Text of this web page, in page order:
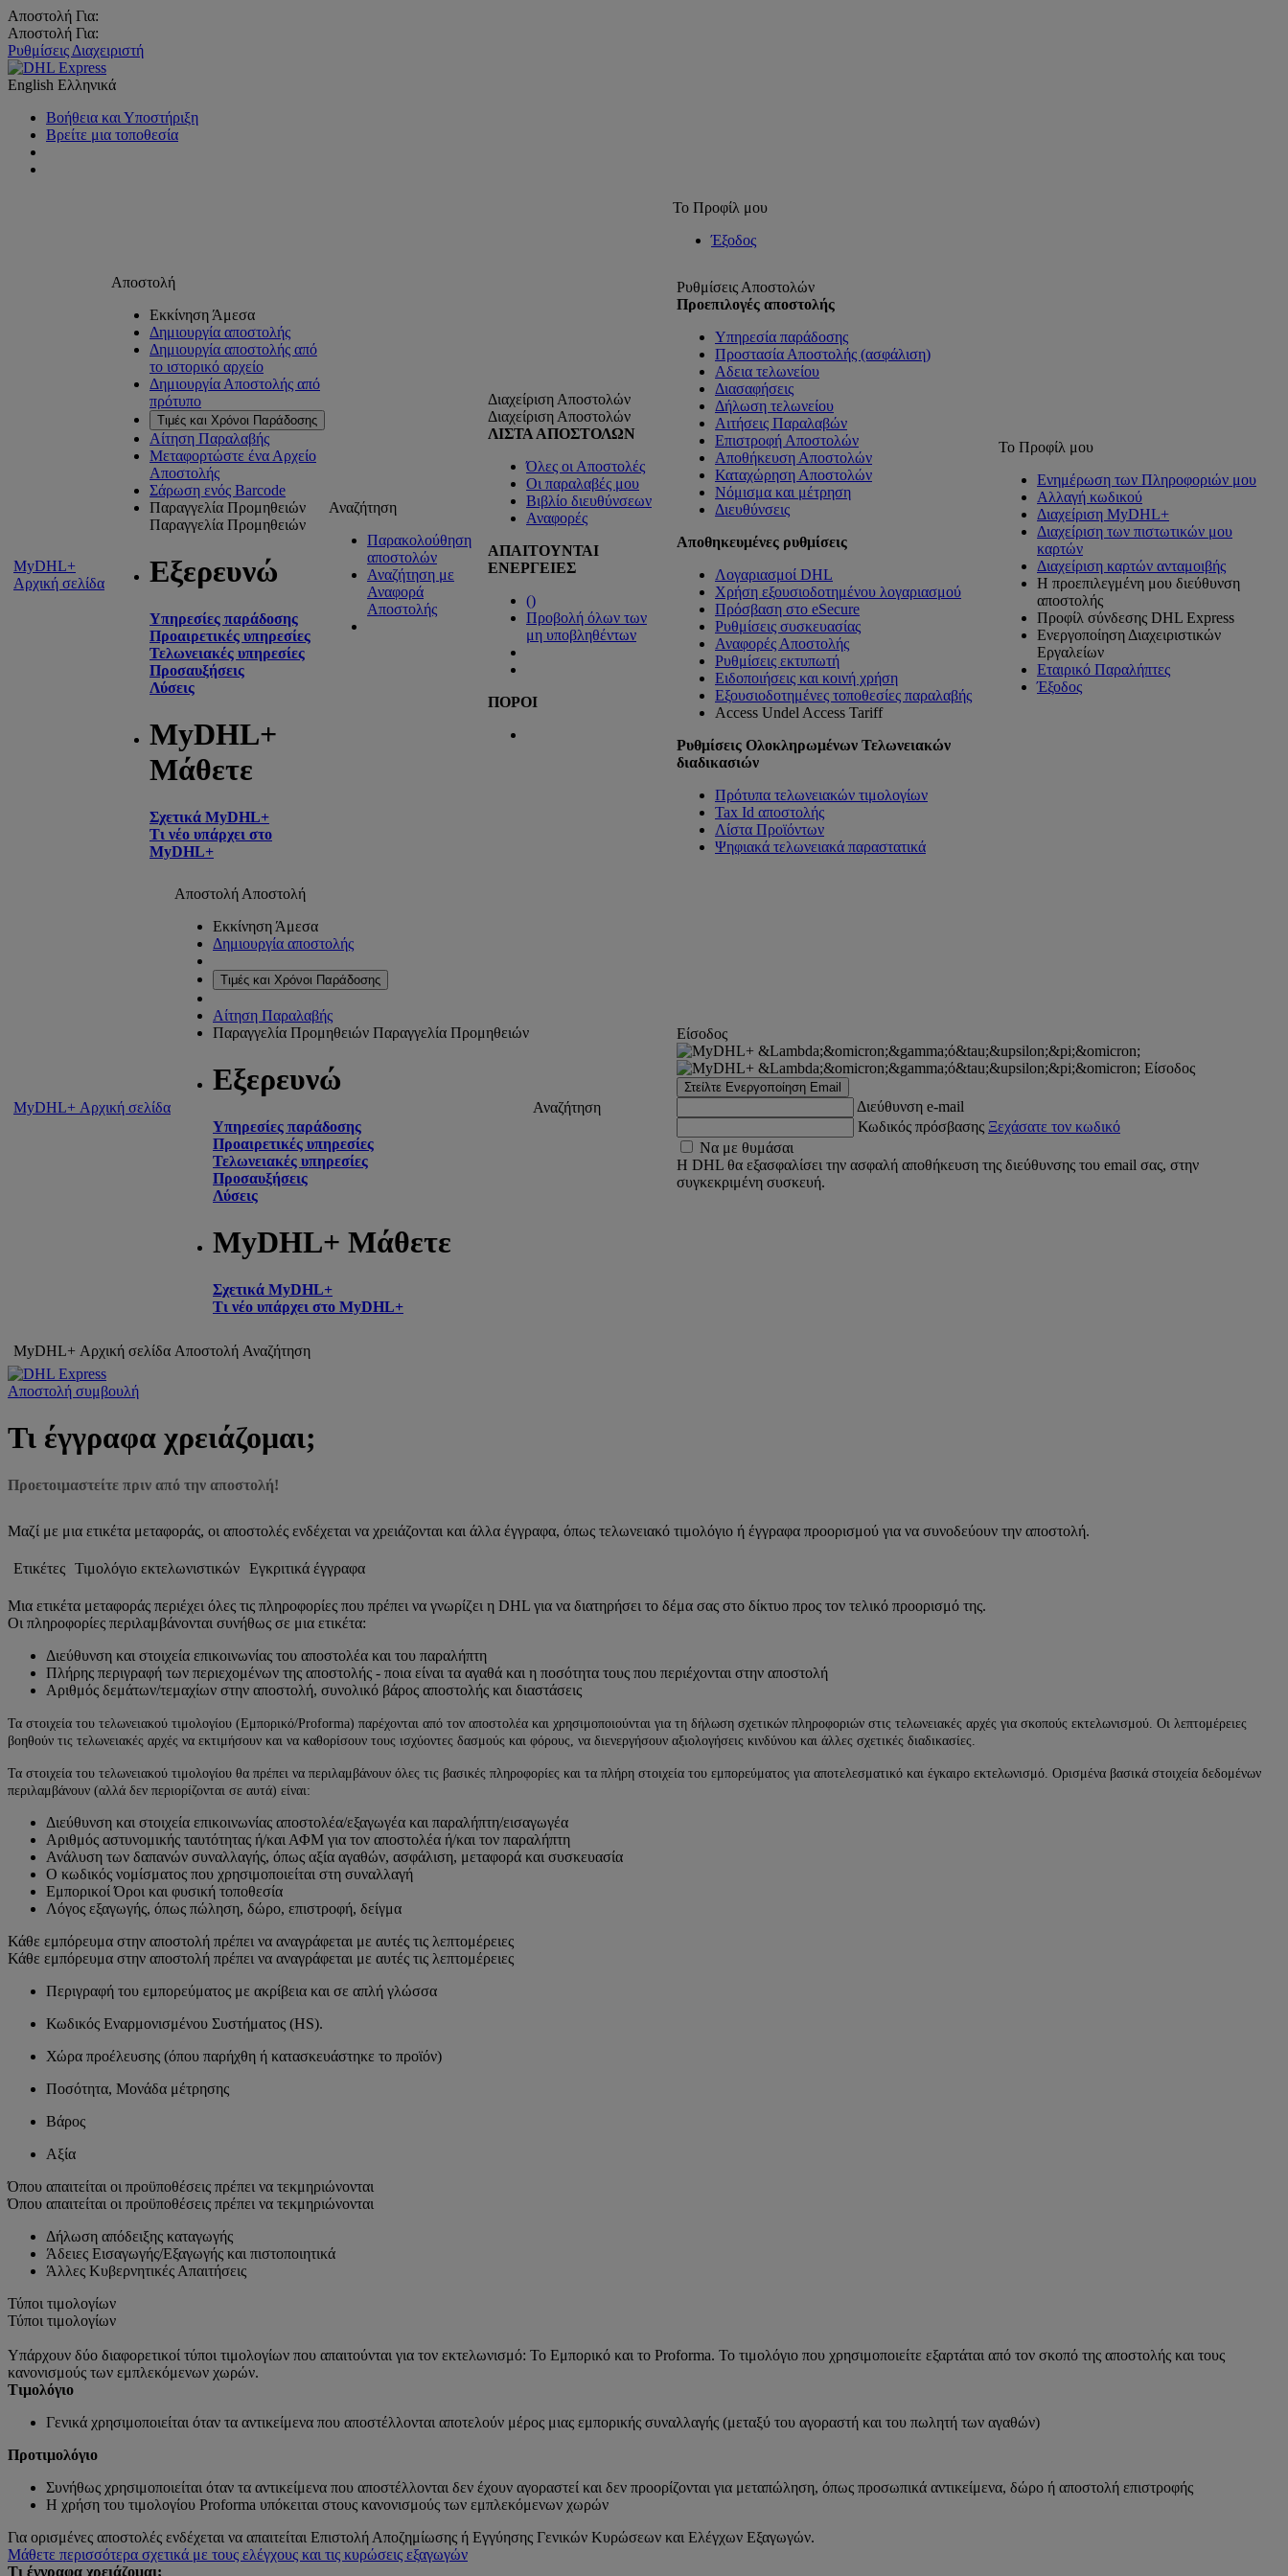
Αποστολή Για:
Αποστολή Για:
Ρυθμίσεις Διαχειριστή
English Ελληνικά
Βοήθεια και Υποστήριξη
Βρείτε μια τοποθεσία
Το Προφίλ μου
Έξοδος
MyDHL+
Αρχική σελίδα
Αποστολή
Εκκίνηση Άμεσα
Δημιουργία αποστολής
Δημιουργία αποστολής από
το ιστορικό αρχείο
Δημιουργία Αποστολής από
πρότυπο
Τιμές και Χρόνοι Παράδοσης
Αίτηση Παραλαβής
Μεταφορτώστε ένα Αρχείο
Αποστολής
Σάρωση ενός Barcode
Παραγγελία Προμηθειών
Παραγγελία Προμηθειών
Εξερευνώ
Υπηρεσίες παράδοσης
Προαιρετικές υπηρεσίες
Τελωνειακές υπηρεσίες
Προσαυξήσεις
Λύσεις
MyDHL+
Μάθετε
Σχετικά MyDHL+
Τι νέο υπάρχει στο
MyDHL+
Αναζήτηση
Παρακολούθηση
αποστολών
Αναζήτηση με
Αναφορά
Αποστολής
Διαχείριση Αποστολών
Διαχείριση Αποστολών
ΛΙΣΤΑ ΑΠΟΣΤΟΛΩΝ
Όλες οι Αποστολές
Οι παραλαβές μου
Βιβλίο διευθύνσεων
Αναφορές
ΑΠΑΙΤΟΥΝΤΑΙ
ΕΝΕΡΓΕΙΕΣ
()
Προβολή όλων των
μη υποβληθέντων
ΠΟΡΟΙ
Ρυθμίσεις Αποστολών
Προεπιλογές αποστολής
Υπηρεσία παράδοσης
Προστασία Αποστολής (ασφάλιση)
Αδεια τελωνείου
Διασαφήσεις
Δήλωση τελωνείου
Αιτήσεις Παραλαβών
Επιστροφή Αποστολών
Αποθήκευση Αποστολών
Καταχώρηση Αποστολών
Νόμισμα και μέτρηση
Διευθύνσεις
Αποθηκευμένες ρυθμίσεις
Λογαριασμοί DHL
Χρήση εξουσιοδοτημένου λογαριασμού
Πρόσβαση στο eSecure
Ρυθμίσεις συσκευασίας
Αναφορές Αποστολής
Ρυθμίσεις εκτυπωτή
Ειδοποιήσεις και κοινή χρήση
Εξουσιοδοτημένες τοποθεσίες παραλαβής
Access Undel Access Tariff
Ρυθμίσεις Ολοκληρωμένων Τελωνειακών
διαδικασιών
Πρότυπα τελωνειακών τιμολογίων
Tax Id αποστολής
Λίστα Προϊόντων
Ψηφιακά τελωνειακά παραστατικά
Το Προφίλ μου
Ενημέρωση των Πληροφοριών μου
Αλλαγή κωδικού
Διαχείριση MyDHL+
Διαχείριση των πιστωτικών μου
καρτών
Διαχείριση καρτών ανταμοιβής
Η προεπιλεγμένη μου διεύθυνση
αποστολής
Προφίλ σύνδεσης DHL Express
Ενεργοποίηση Διαχειριστικών
Εργαλείων
Εταιρικό Παραλήπτες
Έξοδος
MyDHL+ Αρχική σελίδα
Αποστολή Αποστολή
Εκκίνηση Άμεσα
Δημιουργία αποστολής
Τιμές και Χρόνοι Παράδοσης
Αίτηση Παραλαβής
Παραγγελία Προμηθειών Παραγγελία Προμηθειών
Εξερευνώ
Υπηρεσίες παράδοσης
Προαιρετικές υπηρεσίες
Τελωνειακές υπηρεσίες
Προσαυξήσεις
Λύσεις
MyDHL+ Μάθετε
Σχετικά MyDHL+
Τι νέο υπάρχει στο MyDHL+
Αναζήτηση
Είσοδος
Είσοδος
Στείλτε Ενεργοποίηση Email
Διεύθυνση e-mail
Κωδικός πρόσβασης Ξεχάσατε τον κωδικό
Να με θυμάσαι
Η DHL θα εξασφαλίσει την ασφαλή αποθήκευση της διεύθυνσης του email σας, στην
συγκεκριμένη συσκευή.
MyDHL+ Αρχική σελίδα Αποστολή Αναζήτηση
Αποστολή συμβουλή
Τι έγγραφα χρειάζομαι;
Προετοιμαστείτε πριν από την αποστολή!
Μαζί με μια ετικέτα μεταφοράς, οι αποστολές ενδέχεται να χρειάζονται και άλλα έγγραφα, όπως τελωνειακό τιμολόγιο ή έγγραφα προορισμού για να συνοδεύουν την αποστολή.
Ετικέτες Τιμολόγιο εκτελωνιστικών Εγκριτικά έγγραφα
Μια ετικέτα μεταφοράς περιέχει όλες τις πληροφορίες που πρέπει να γνωρίζει η DHL για να διατηρήσει το δέμα σας στο δίκτυο προς τον τελικό προορισμό της.
Οι πληροφορίες περιλαμβάνονται συνήθως σε μια ετικέτα:
Διεύθυνση και στοιχεία επικοινωνίας του αποστολέα και του παραλήπτη
Πλήρης περιγραφή των περιεχομένων της αποστολής - ποια είναι τα αγαθά και η ποσότητα τους που περιέχονται στην αποστολή
Αριθμός δεμάτων/τεμαχίων στην αποστολή, συνολικό βάρος αποστολής και διαστάσεις
Τα στοιχεία του τελωνειακού τιμολογίου (Εμπορικό/Proforma) παρέχονται από τον αποστολέα και χρησιμοποιούνται για τη δήλωση σχετικών πληροφοριών στις τελωνειακές αρχές για σκοπούς εκτελωνισμού. Οι λεπτομέρειες
βοηθούν τις τελωνειακές αρχές να εκτιμήσουν και να καθορίσουν τους ισχύοντες δασμούς και φόρους, να διενεργήσουν αξιολογήσεις κινδύνου και άλλες σχετικές διαδικασίες.
Τα στοιχεία του τελωνειακού τιμολογίου θα πρέπει να περιλαμβάνουν όλες τις βασικές πληροφορίες και τα πλήρη στοιχεία του εμπορεύματος για αποτελεσματικό και έγκαιρο εκτελωνισμό. Ορισμένα βασικά στοιχεία δεδομένων
περιλαμβάνουν (αλλά δεν περιορίζονται σε αυτά) είναι:
Διεύθυνση και στοιχεία επικοινωνίας αποστολέα/εξαγωγέα και παραλήπτη/εισαγωγέα
Αριθμός αστυνομικής ταυτότητας ή/και ΑΦΜ για τον αποστολέα ή/και τον παραλήπτη
Ανάλυση των δαπανών συναλλαγής, όπως αξία αγαθών, ασφάλιση, μεταφορά και συσκευασία
Ο κωδικός νομίσματος που χρησιμοποιείται στη συναλλαγή
Εμπορικοί Όροι και φυσική τοποθεσία
Λόγος εξαγωγής, όπως πώληση, δώρο, επιστροφή, δείγμα
Κάθε εμπόρευμα στην αποστολή πρέπει να αναγράφεται με αυτές τις λεπτομέρειες
Κάθε εμπόρευμα στην αποστολή πρέπει να αναγράφεται με αυτές τις λεπτομέρειες
Περιγραφή του εμπορεύματος με ακρίβεια και σε απλή γλώσσα
Κωδικός Εναρμονισμένου Συστήματος (HS).
Χώρα προέλευσης (όπου παρήχθη ή κατασκευάστηκε το προϊόν)
Ποσότητα, Μονάδα μέτρησης
Βάρος
Αξία
Όπου απαιτείται οι προϋποθέσεις πρέπει να τεκμηριώνονται
Όπου απαιτείται οι προϋποθέσεις πρέπει να τεκμηριώνονται
Δήλωση απόδειξης καταγωγής
Άδειες Εισαγωγής/Εξαγωγής και πιστοποιητικά
Άλλες Κυβερνητικές Απαιτήσεις
Τύποι τιμολογίων
Τύποι τιμολογίων
Υπάρχουν δύο διαφορετικοί τύποι τιμολογίων που απαιτούνται για τον εκτελωνισμό: Το Εμπορικό και το Proforma. Το τιμολόγιο που χρησιμοποιείτε εξαρτάται από τον σκοπό της αποστολής και τους
κανονισμούς των εμπλεκόμενων χωρών.
Τιμολόγιο
Γενικά χρησιμοποιείται όταν τα αντικείμενα που αποστέλλονται αποτελούν μέρος μιας εμπορικής συναλλαγής (μεταξύ του αγοραστή και του πωλητή των αγαθών)
Προτιμολόγιο
Συνήθως χρησιμοποιείται όταν τα αντικείμενα που αποστέλλονται δεν έχουν αγοραστεί και δεν προορίζονται για μεταπώληση, όπως προσωπικά αντικείμενα, δώρο ή αποστολή επιστροφής
Η χρήση του τιμολογίου Proforma υπόκειται στους κανονισμούς των εμπλεκόμενων χωρών
Για ορισμένες αποστολές ενδέχεται να απαιτείται Επιστολή Αποζημίωσης ή Εγγύησης Γενικών Κυρώσεων και Ελέγχων Εξαγωγών.
Μάθετε περισσότερα σχετικά με τους ελέγχους και τις κυρώσεις εξαγωγών
Τι έγγραφα χρειάζομαι;